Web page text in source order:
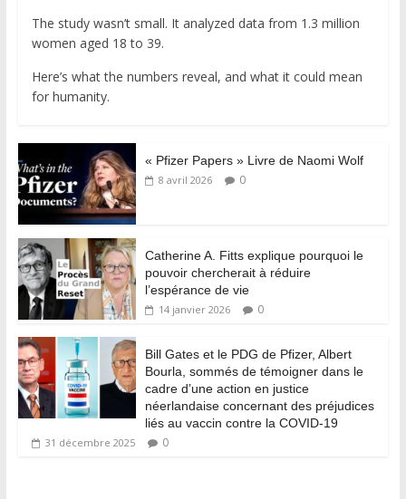
The study wasn’t small. It analyzed data from 1.3 million
women aged 18 to 39.
Here’s what the numbers reveal, and what it could mean
for humanity.
« Pfizer Papers » Livre de Naomi Wolf
8 avril 2026 0
Catherine A. Fitts explique pourquoi le
pouvoir chercherait à réduire
l’espérance de vie
14 janvier 2026 0
Bill Gates et le PDG de Pfizer, Albert
Bourla, sommés de témoigner dans le
cadre d’une action en justice
néerlandaise concernant des préjudices
liés au vaccin contre la COVID-19
31 décembre 2025 0